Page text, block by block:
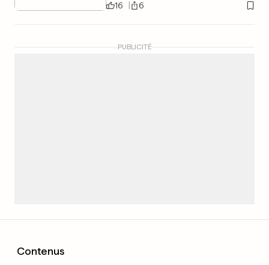
16 6
PUBLICITÉ
Contenus